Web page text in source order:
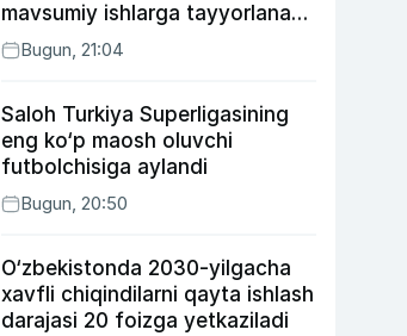
mavsumiy ishlarga tayyorlanadi
va joylashtiriladi
Bugun, 21:04
Saloh Turkiya Superligasining
eng ko‘p maosh oluvchi
futbolchisiga aylandi
Bugun, 20:50
O‘zbekistonda 2030-yilgacha
xavfli chiqindilarni qayta ishlash
darajasi 20 foizga yetkaziladi